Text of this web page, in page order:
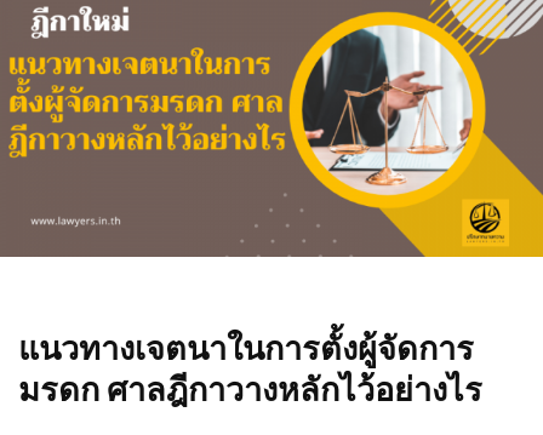
แนวทางเจตนาในการตั้งผู้จัดการ
มรดก ศาลฎีกาวางหลักไว้อย่างไร